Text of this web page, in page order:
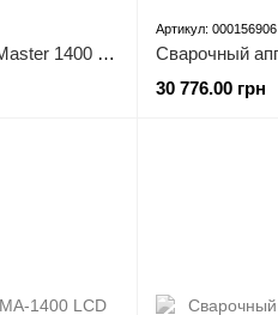
Сварочная горелка MIG Vitals Master 1400 SN Mini
Артикул: 000156906
30 776.00 грн